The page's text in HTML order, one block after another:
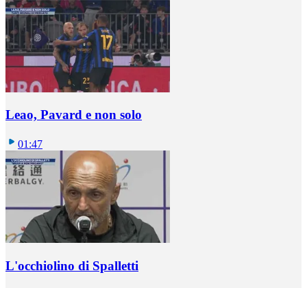
Leao, Pavard e non solo
01:47
L'occhiolino di Spalletti